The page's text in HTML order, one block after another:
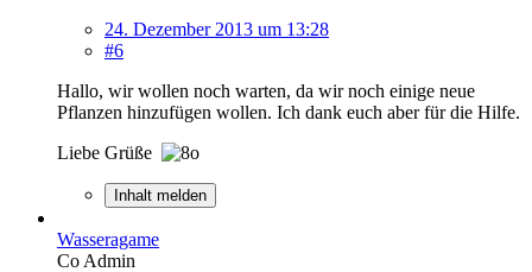
24. Dezember 2013 um 13:28
#6
Hallo, wir wollen noch warten, da wir noch einige neue
Pflanzen hinzufügen wollen. Ich dank euch aber für die Hilfe.
Liebe Grüße
Inhalt melden
Wasseragame
Co Admin